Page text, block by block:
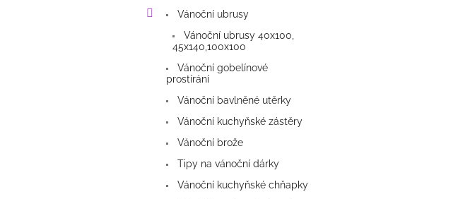
Vánoční ubrusy
Vánoční ubrusy 40x100,
45x140,100x100
Vánoční gobelínové
prostírání
Vánoční bavlněné utěrky
Vánoční kuchyňské zástěry
Vánoční brože
Tipy na vánoční dárky
Vánoční kuchyňské chňapky